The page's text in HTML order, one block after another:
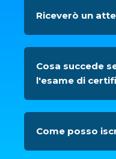
Riceverò un
Cosa succede
l'esame di
Come posso